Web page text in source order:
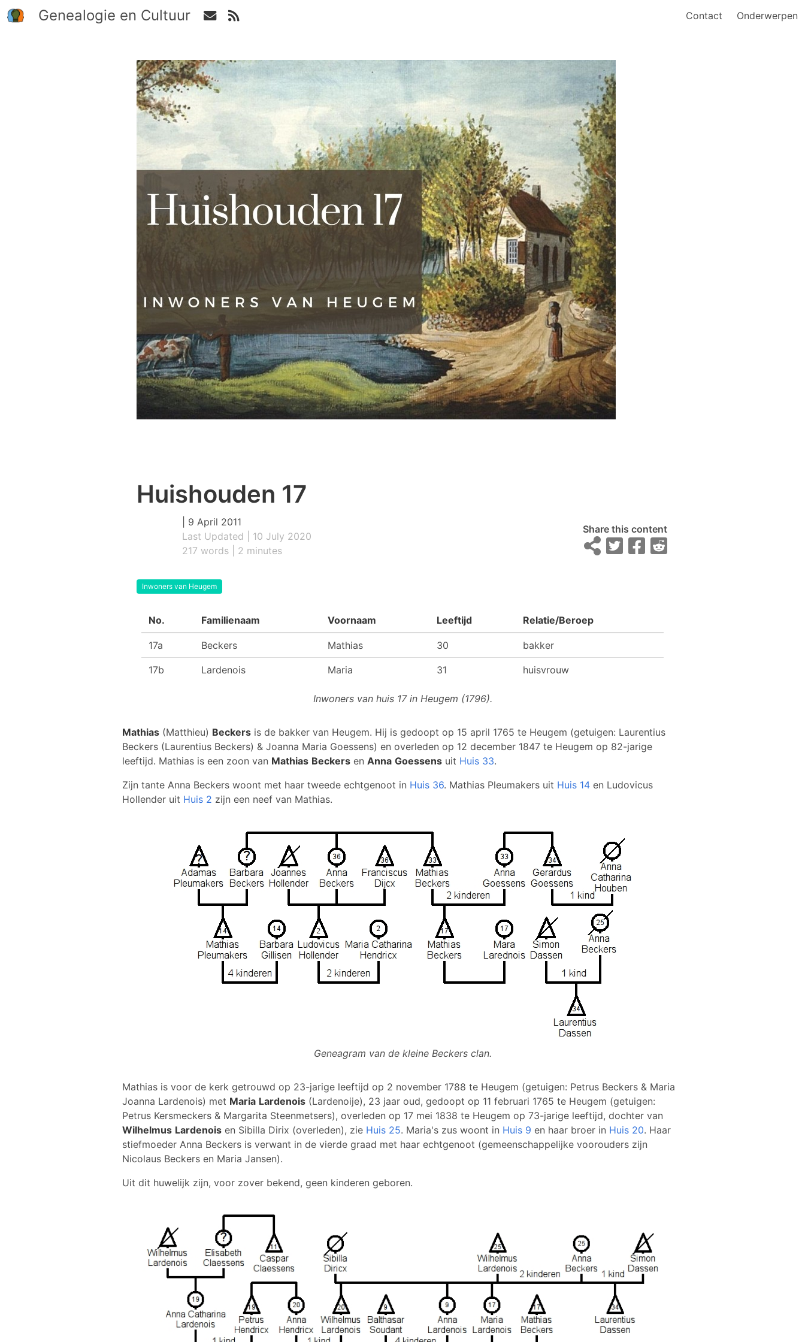
Genealogie en Cultuur Contact Onderwerpen
Huishouden 17
9 April 2011
Last Updated | 10 July 2020
217 words | 2 minutes
Share this content
Inwoners van Heugem
No. Familienaam Voornaam Leeftijd Relatie/Beroep
17a Beckers Mathias 30 bakker
17b Lardenois Maria 31 huisvrouw
Inwoners van huis 17 in Heugem (1796).
Mathias (Matthieu) Beckers is de bakker van Heugem. Hij is gedoopt op 15 april 1765 te Heugem (getuigen: Laurentius
Beckers (Laurentius Beckers) & Joanna Maria Goessens) en overleden op 12 december 1847 te Heugem op 82-jarige
leeftijd. Mathias is een zoon van Mathias Beckers en Anna Goessens uit Huis 33.
Zijn tante Anna Beckers woont met haar tweede echtgenoot in Huis 36. Mathias Pleumakers uit Huis 14 en Ludovicus
Hollender uit Huis 2 zijn een neef van Mathias.
Geneagram van de kleine Beckers clan.
Mathias is voor de kerk getrouwd op 23-jarige leeftijd op 2 november 1788 te Heugem (getuigen: Petrus Beckers & Maria
Joanna Lardenois) met Maria Lardenois (Lardenoije), 23 jaar oud, gedoopt op 11 februari 1765 te Heugem (getuigen:
Petrus Kersmeckers & Margarita Steenmetsers), overleden op 17 mei 1838 te Heugem op 73-jarige leeftijd, dochter van
Wilhelmus Lardenois en Sibilla Dirix (overleden), zie Huis 25. Maria's zus woont in Huis 9 en haar broer in Huis 20. Haar
stiefmoeder Anna Beckers is verwant in de vierde graad met haar echtgenoot (gemeenschappelijke voorouders zijn
Nicolaus Beckers en Maria Jansen).
Uit dit huwelijk zijn, voor zover bekend, geen kinderen geboren.